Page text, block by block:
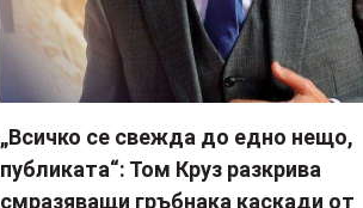
„Всичко се свежда до едно нещо,
публиката“: Том Круз разкрива
смразяващи гръбнака каскади от